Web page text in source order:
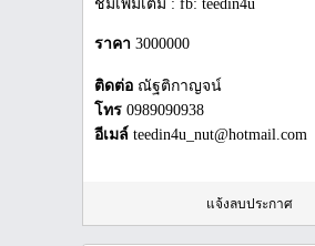
ชมเพิ่มเติม : fb: teedin4u
ราคา 3000000
ติดต่อ ณัฐติกาญจน์
โทร 0989090938
อีเมล์ teedin4u_nut@hotmail.com
แจ้งลบประกาศ